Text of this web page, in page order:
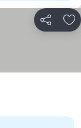
分享 加